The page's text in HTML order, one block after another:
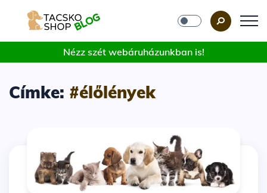
Nézz szét webáruházunkban is!
Címke: #élőlények